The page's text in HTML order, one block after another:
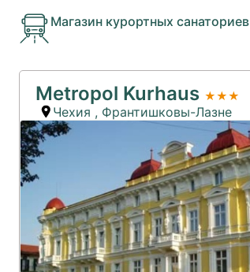
Магазин курортных санаториев
Metropol Kurhaus ★★★
Чехия , Франтишковы-Лазне